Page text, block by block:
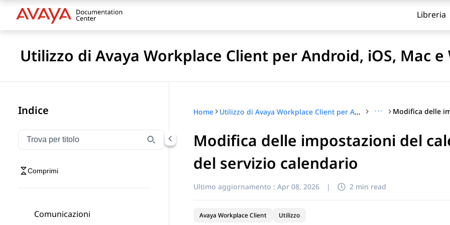
Libreria
Utilizzo di Avaya Workplace Client per Android, iOS, Mac e
Indice
Filtra la navigazione per titolo
Digitare per filtrare gli elementi di navigazione per titolo
Comprimi
Comunicazioni
Home Utilizzo di Avaya Workplace Client per Android, iOS, Mac e Windows ···
Modifica delle impostazioni del
del servizio calendario
Ultimo aggiornamento : Apr 08, 2026 | 2 min read
Avaya Workplace Client Utilizzo